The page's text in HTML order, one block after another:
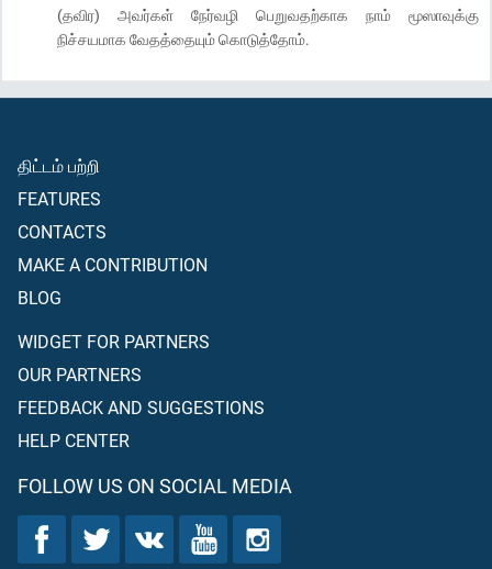
(தவிர) அவர்கள் நேர்வழி பெறுவதற்காக நாம் மூஸாவுக்கு
நிச்சயமாக வேதத்தையும் கொடுத்தோம்.
திட்டம் பற்றி
FEATURES
CONTACTS
MAKE A CONTRIBUTION
BLOG
WIDGET FOR PARTNERS
OUR PARTNERS
FEEDBACK AND SUGGESTIONS
HELP CENTER
FOLLOW US ON SOCIAL MEDIA